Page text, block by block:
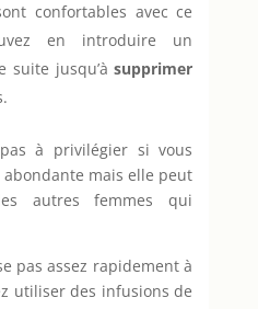
confortables avec ce
en introduire un
suite jusqu’àsupprimer
à privilégier si vous
mais elle peut
autres femmes qui
pas assez rapidement à
utiliser des infusions de